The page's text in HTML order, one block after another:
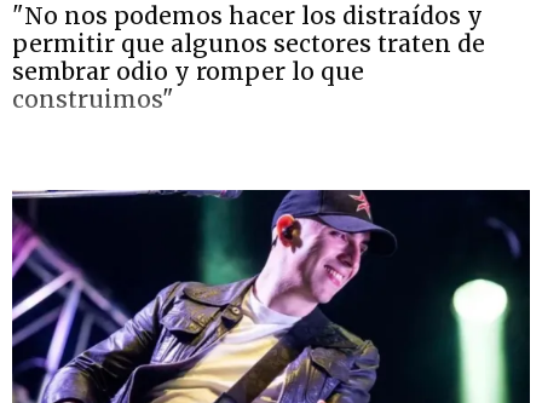
"No nos podemos hacer los distraídos y
permitir que algunos sectores traten de
sembrar odio y romper lo que
construimos"